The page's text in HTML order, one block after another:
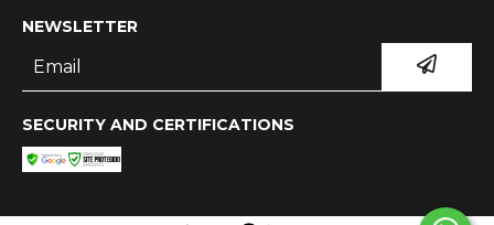
NEWSLETTER
SECURITY AND CERTIFICATIONS